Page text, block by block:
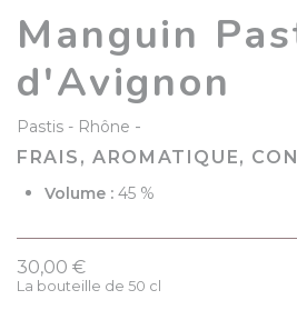
Manguin
d'Avignon
Pastis Rhône -
FRAIS, AROMATIQUE,
Volume : 45 %
30,00 €
La bouteille de 50 cl